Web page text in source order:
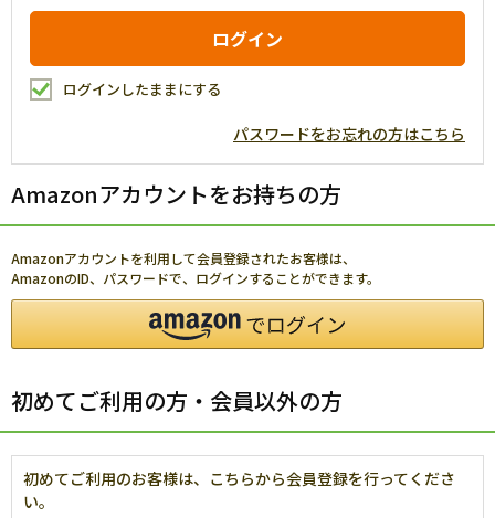
ログインしたままにする
パスワードをお忘れの方はこちら
Amazonアカウントをお持ちの方
Amazonアカウントを利用して会員登録されたお客様は、
AmazonのID、パスワードで、ログインすることができます。
初めてご利用の方・会員以外の方
初めてご利用のお客様は、こちらから会員登録を行ってくださ
い。